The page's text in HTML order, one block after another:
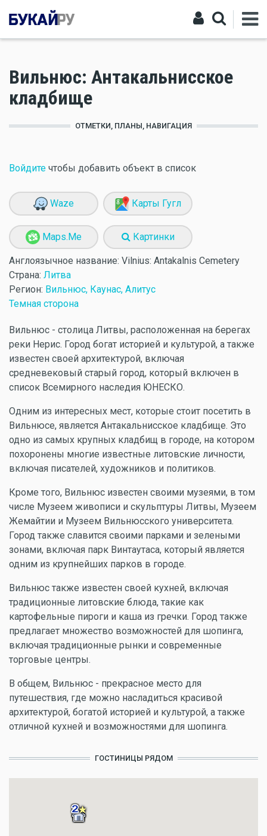
Вильнюс: Антакальнисское
кладбище
ОТМЕТКИ, ПЛАНЫ, НАВИГАЦИЯ
Войдите чтобы добавить объект в список
Waze Карты Гугл
Maps.Me Картинки
Англоязычное название: Vilnius: Antakalnis Cemetery
Страна: Литва
Регион: Вильнюс, Каунас, Алитус
Темная сторона
Вильнюс - столица Литвы, расположенная на берегах
реки Нерис. Город богат историей и культурой, а также
известен своей архитектурой, включая
средневековый старый город, который включен в
список Всемирного наследия ЮНЕСКО.
Одним из интересных мест, которые стоит посетить в
Вильнюсе, является Антакальнисское кладбище. Это
одно из самых крупных кладбищ в городе, на котором
похоронены многие известные литовские личности,
включая писателей, художников и политиков.
Кроме того, Вильнюс известен своими музеями, в том
числе Музеем живописи и скульптуры Литвы, Музеем
Жемайтии и Музеем Вильнюсского университета.
Город также славится своими парками и зелеными
зонами, включая парк Винтаутаса, который является
одним из крупнейших парков в городе.
Вильнюс также известен своей кухней, включая
традиционные литовские блюда, такие как
картофельные пироги и каша из гречки. Город также
предлагает множество возможностей для шопинга,
включая традиционные рынки и современные
торговые центры.
В общем, Вильнюс - прекрасное место для
путешествия, где можно насладиться красивой
архитектурой, богатой историей и культурой, а также
отличной кухней и возможностями для шопинга.
ГОСТИНИЦЫ РЯДОМ